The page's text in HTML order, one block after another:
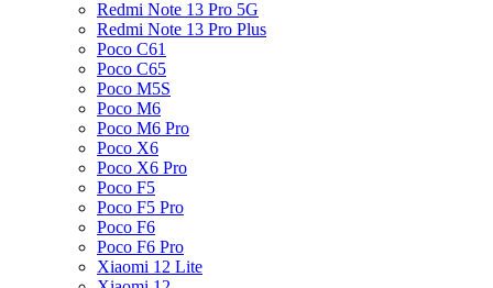
Redmi Note 13 Pro 5G
Redmi Note 13 Pro Plus
Poco C61
Poco C65
Poco M5S
Poco M6
Poco M6 Pro
Poco X6
Poco X6 Pro
Poco F5
Poco F5 Pro
Poco F6
Poco F6 Pro
Xiaomi 12 Lite